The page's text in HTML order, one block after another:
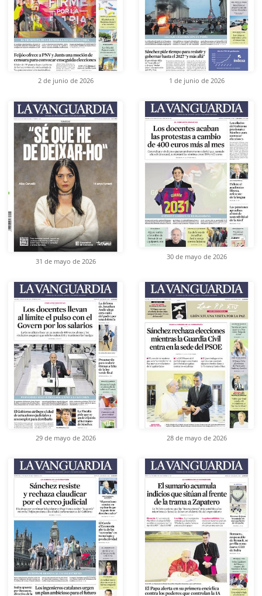
2 de junio de 2026 1 de junio de 2026
31 de mayo de 2026
30 de mayo de 2026
29 de mayo de 2026 28 de mayo de 2026